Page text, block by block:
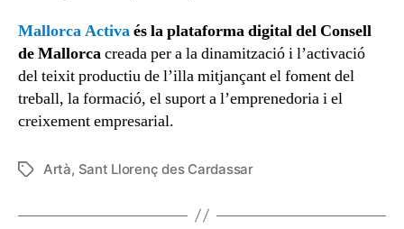
Mallorca Activaés la plataforma digital del Consell
de Mallorcacreada per a la dinamització i l’activació
del teixit productiu de l’illa mitjançant el foment del
treball, la formació, el suport a l’emprenedoria i el
creixement empresarial.
Artà, Sant Llorenç des Cardassar